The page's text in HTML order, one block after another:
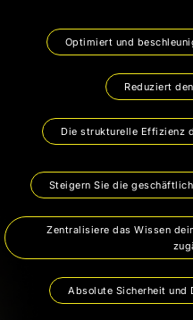
Optimiert und
Reduziert
Die strukturelle Effizienz
Steigern Sie die
Zentralisiere das Wissen
Absolute Sicherheit und